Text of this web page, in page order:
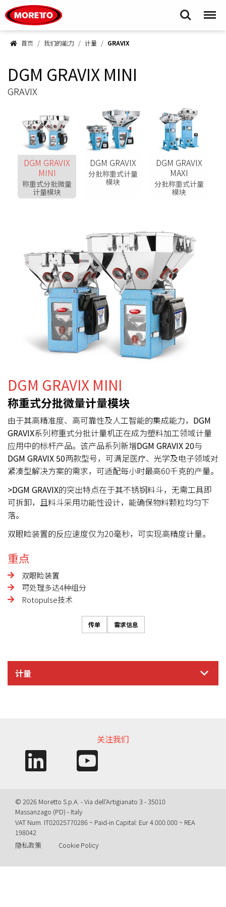
Search Menu
首页 我们的能力 计量 GRAVIX
DGM GRAVIX MINI
GRAVIX
DGM GRAVIX
MINI
称重式分批微量
计量模块
DGM GRAVIX
分批称重式计量
模块
DGM GRAVIX
MAXI
分批称重式计量
模块
DGM GRAVIX MINI
称重式分批微量计量模块
由于其高精准度、高可靠性及人工智能的集成能力， DGM
GRAVIX系列称重式分批计量机正在成为塑料加工领域计量
应用中的标杆产品。该产品系列新增DGM GRAVIX 20与
DGM GRAVIX 50两款型号，可满足医疗、光学及电子领域对
紧凑型解决方案的需求，可适配每小时最高60千克的产量。
>DGM GRAVIX的突出特点在于其不锈钢料斗，无需工具即
可拆卸，且料斗采用功能性设计，能确保物料颗粒均匀下
落。
双眼睑装置的反应速度仅为20毫秒，可实现高精度计量。
重点
双眼睑装置
可处理多达4种组分
Rotopulse技术
传单 需求信息
计量
关注我们
© 2026 Moretto S.p.A. - Via dell'Artigianato 3 - 35010
Massanzago (PD) - Italy
VAT Num. IT02025770286 ~ Paid-in Capital: Eur 4.000.000 ~ REA
198042
隐私政策
Cookie Policy